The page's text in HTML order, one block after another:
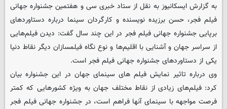
به گزارش ایسکانیوز به نقل از ستاد خبری سی و هفتمین جشنواره جهانی
فیلم فجر، حسن برزیده نویسنده و کارگردان سینما درباره دستاوردهای
برپایی جشنواره جهانی فیلم فجر در این چند سال گفت: دیدن فیلم‌هایی
از سراسر جهان و آشنایی با اقلیم‌ها و نوع نگاه فیلمسازان دیگر نقاط دنیا
یکی از دستاوردهای جشنواره جهانی فیلم فجر است.
وی درباره تاثیر نمایش فیلم های سینمای جهان در این جشنواره بیان
کرد: فیلم‌های زیادی از نقاط مختلف جهان به ویژه کشورهایی که کمتر
فرصت مواجهه با سینمای آنها فراهم است، در جشنواره جهانی فیلم فجر